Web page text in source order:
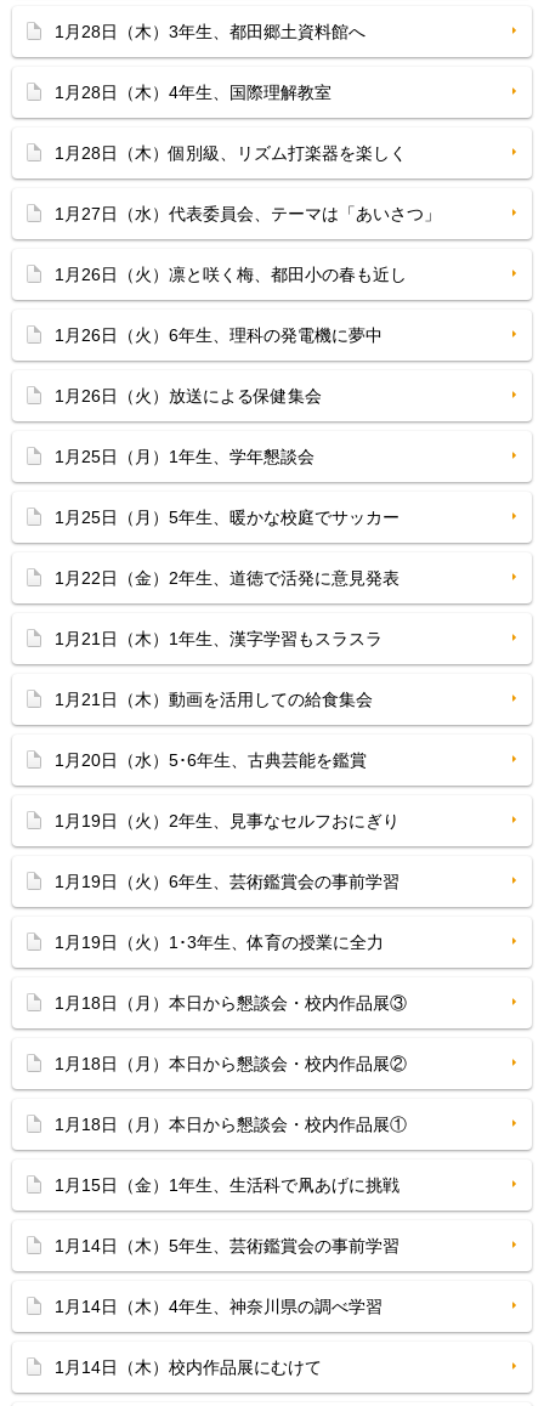
1月28日（木）3年生、都田郷土資料館へ
1月28日（木）4年生、国際理解教室
1月28日（木）個別級、リズム打楽器を楽しく
1月27日（水）代表委員会、テーマは「あいさつ」
1月26日（火）凛と咲く梅、都田小の春も近し
1月26日（火）6年生、理科の発電機に夢中
1月26日（火）放送による保健集会
1月25日（月）1年生、学年懇談会
1月25日（月）5年生、暖かな校庭でサッカー
1月22日（金）2年生、道徳で活発に意見発表
1月21日（木）1年生、漢字学習もスラスラ
1月21日（木）動画を活用しての給食集会
1月20日（水）5･6年生、古典芸能を鑑賞
1月19日（火）2年生、見事なセルフおにぎり
1月19日（火）6年生、芸術鑑賞会の事前学習
1月19日（火）1･3年生、体育の授業に全力
1月18日（月）本日から懇談会・校内作品展③
1月18日（月）本日から懇談会・校内作品展②
1月18日（月）本日から懇談会・校内作品展①
1月15日（金）1年生、生活科で凧あげに挑戦
1月14日（木）5年生、芸術鑑賞会の事前学習
1月14日（木）4年生、神奈川県の調べ学習
1月14日（木）校内作品展にむけて